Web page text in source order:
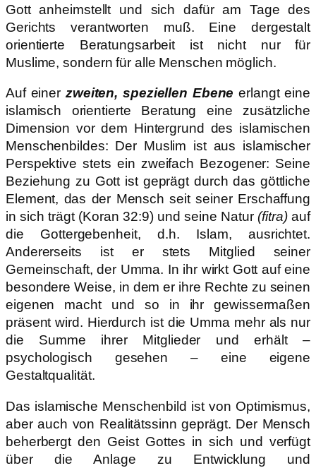
Gott anheimstellt und sich dafür am Tage des
Gerichts verantworten muß. Eine dergestalt
orientierte Beratungsarbeit ist nicht nur für
Muslime, sondern für alle Menschen möglich.
Auf einer zweiten, speziellen Ebene erlangt eine
islamisch orientierte Beratung eine zusätzliche
Dimension vor dem Hintergrund des islamischen
Menschenbildes: Der Muslim ist aus islamischer
Perspektive stets ein zweifach Bezogener: Seine
Beziehung zu Gott ist geprägt durch das göttliche
Element, das der Mensch seit seiner Erschaffung
in sich trägt (Koran 32:9) und seine Natur (fitra)auf
die Gottergebenheit, d.h. Islam, ausrichtet.
Andererseits ist er stets Mitglied seiner
Gemeinschaft, der Umma. In ihr wirkt Gott auf eine
besondere Weise, in dem er ihre Rechte zu seinen
eigenen macht und so in ihr gewissermaßen
präsent wird. Hierdurch ist die Umma mehr als nur
die Summe ihrer Mitglieder und erhält –
psychologisch gesehen – eine eigene
Gestaltqualität.
Das islamische Menschenbild ist von Optimismus,
aber auch von Realitätssinn geprägt. Der Mensch
beherbergt den Geist Gottes in sich und verfügt
über die Anlage zu Entwicklung und